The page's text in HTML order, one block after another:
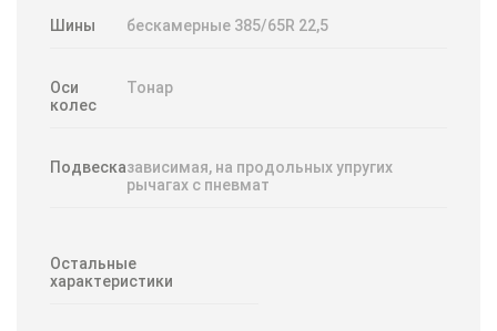
Шины бескамерные 385/65R 22,5
Оси
колес
Тонар
Подвесказависимая, на продольных упругих
рычагах с пневмат
Остальные
характеристики